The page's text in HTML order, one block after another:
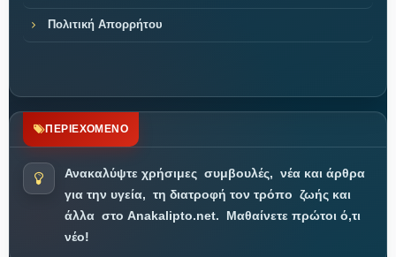
Πολιτική Απορρήτου
ΠΕΡΙΕΧΟΜΕΝΟ
Ανακαλύψτε χρήσιμες συμβουλές, νέα και άρθρα
για την υγεία, τη διατροφή τον τρόπο ζωής και
άλλα στο Anakalipto.net.
Μαθαίνετε πρώτοι ό,τι
νέο!